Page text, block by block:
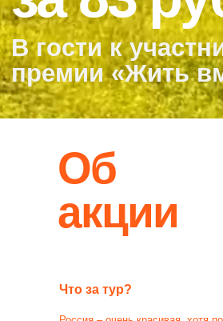
Об
акции
Что за тур?